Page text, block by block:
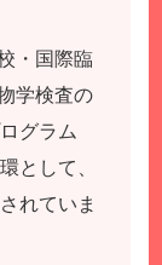
・国際臨
学検査の
グラム
として、
れていま